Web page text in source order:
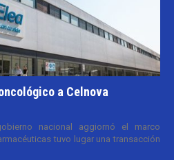
a Celnova
nacional aggiornó el marco
tuvo lugar una transacción